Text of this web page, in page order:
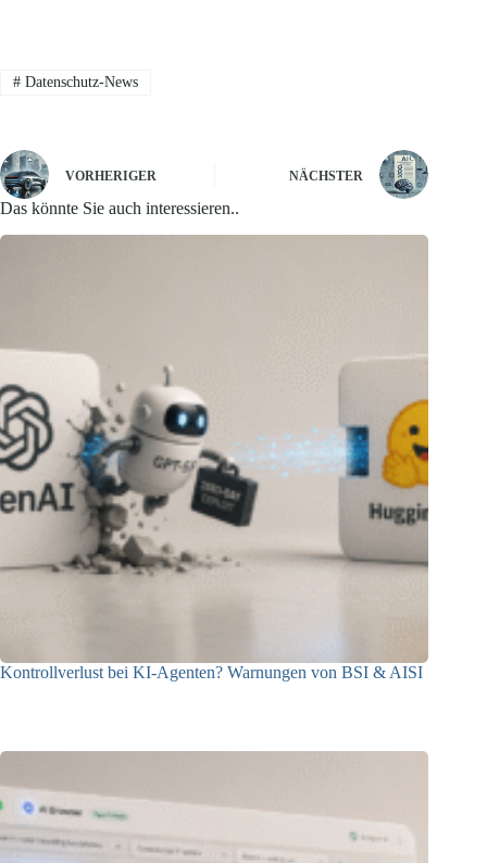
#Datenschutz-News
VORHERIGER NÄCHSTER
Das könnte Sie auch interessieren..
Kontrollverlust bei KI-Agenten? Warnungen von BSI & AISI